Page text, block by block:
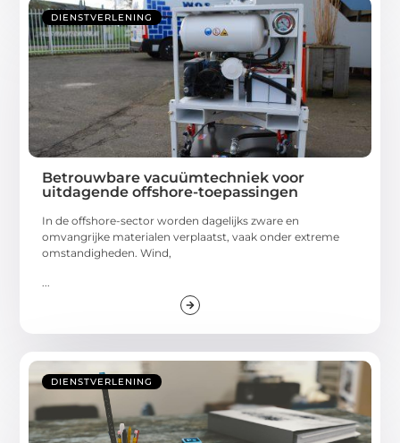
DIENSTVERLENING
Betrouwbare vacuümtechniek voor
uitdagende offshore-toepassingen
In de offshore-sector worden dagelijks zware en
omvangrijke materialen verplaatst, vaak onder extreme
omstandigheden. Wind,
DIENSTVERLENING